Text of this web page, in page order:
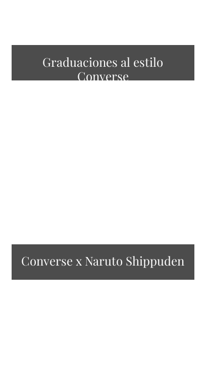
Graduaciones al estilo
Converse
Converse x Naruto Shippuden